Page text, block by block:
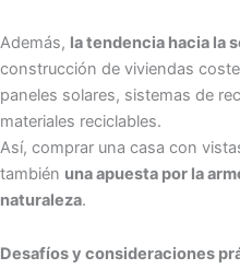
Además, la tendencia hacia la
construcción de viviendas
paneles solares, sistemas de
materiales reciclables.
Así, comprar una casa con
también una apuesta por la
naturaleza.
Desafíos y consideraciones